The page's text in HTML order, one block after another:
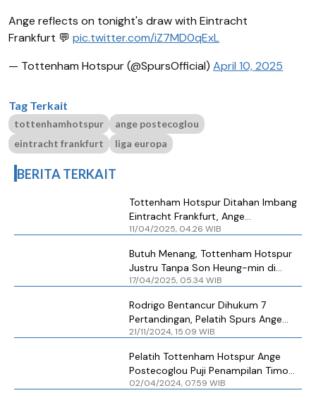
Ange reflects on tonight's draw with Eintracht
Frankfurt 💬 pic.twitter.com/iZ7MD0qExL
— Tottenham Hotspur (@SpursOfficial) April 10, 2025
Tag Terkait
tottenhamhotspur
ange postecoglou
eintracht frankfurt
liga europa
BERITA TERKAIT
Tottenham Hotspur Ditahan Imbang
Eintracht Frankfurt, Ange
Postecoglou Kecewa Berat
11/04/2025, 04.26 WIB
Butuh Menang, Tottenham Hotspur
Justru Tanpa Son Heung-min di
Eintracht Frankfurt
17/04/2025, 05.34 WIB
Rodrigo Bentancur Dihukum 7
Pertandingan, Pelatih Spurs Ange
Postecoglou Kecewa Berat
21/11/2024, 15.09 WIB
Pelatih Tottenham Hotspur Ange
Postecoglou Puji Penampilan Timo
Werner
02/04/2024, 07.59 WIB